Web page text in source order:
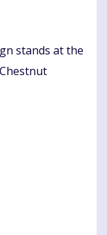
stands at the